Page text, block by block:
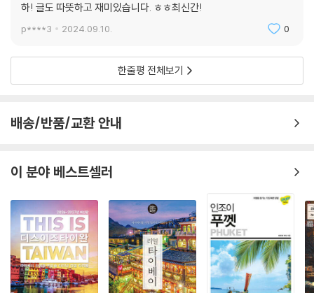
하! 글도 따뜻하고 재미있습니다. ㅎㅎ최신간!
p****3 2024.09.10. 0
한줄평 전체보기
배송/반품/교환 안내
이 분야 베스트셀러